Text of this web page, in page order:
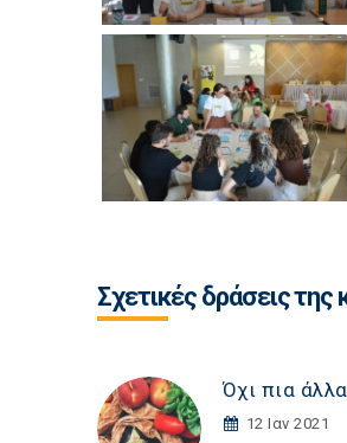
Σχετικές δράσεις της
Όχι πια
12 Ιαν 2021